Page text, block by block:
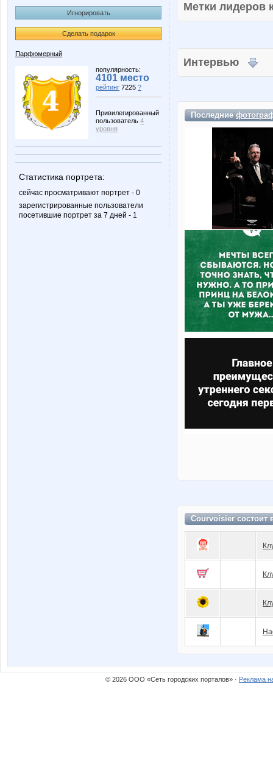
Игнорировать
Сделать подарок
Парфюмерный
популярность:
4101 место
рейтинг 7225 ?
Привилегированный
пользователь 4
уровня
Статистика портрета:
сейчас просматривают портрет - 0
зарегистрированные пользователи
посетившие портрет за 7 дней - 1
Метки
Интервью
Последние
Courvoisier состоит
© 2026 ООО «Сеть городских порталов» · Реклама